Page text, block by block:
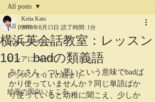
All posts
ボキャブラリー
ロシアについて
レッスン１０１の始まり
絵画の面白いところ
All posts
横浜英会話教室：レッスン
101 badの類義語
Keita Kato
2018年8月15日 読了時間: 1分
みなさん、つい悪いという意味でbadば
かり使っていませんか？同じ単語ばか
り使っていると幼稚に聞こえ、少しか